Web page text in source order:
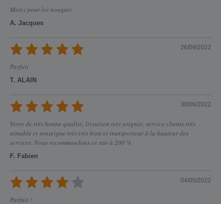
Merci pour les nougats
A. Jacques
26/09/2022
Parfait
T. ALAIN
30/06/2022
Verre de très bonne qualité, livraison très soignée, service clients très
aimable et renseigne très très bien et transporteur à la hauteur des
services. Nous recommandons ce site à 200 %
F. Fabien
04/05/2022
Parfait !